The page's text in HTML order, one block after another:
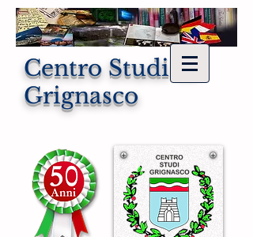
Centro Studi di
Grignasco